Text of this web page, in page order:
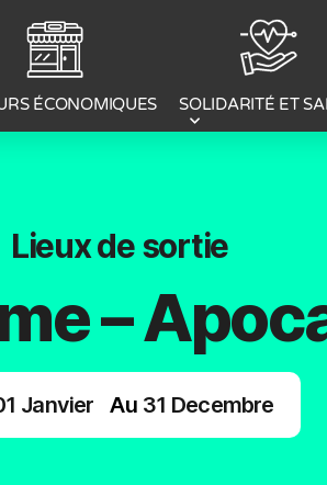
ÉCONOMIQUES SOLIDARITÉ ET
Lieux de sortie
–
Janvier Au 31 Decembre